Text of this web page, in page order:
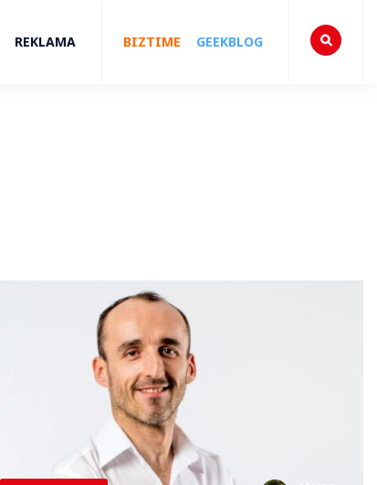
REKLAMA BIZTIME GEEKBLOG